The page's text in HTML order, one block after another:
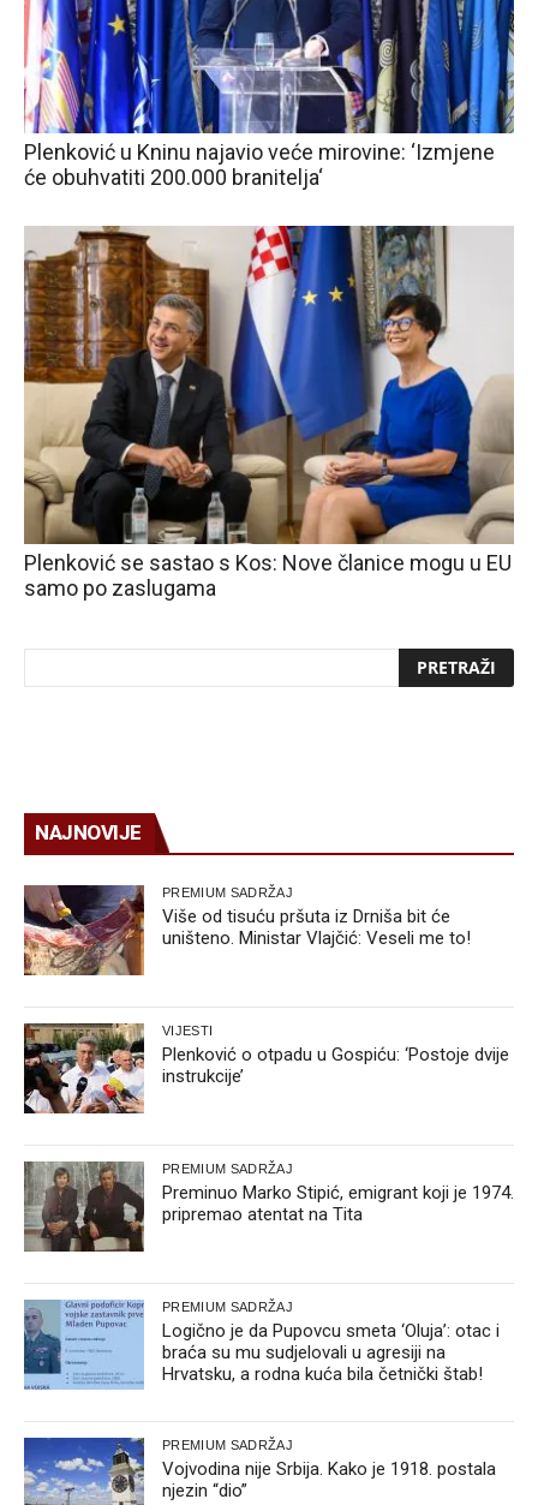
Plenković u Kninu najavio veće mirovine: ‘Izmjene
će obuhvatiti 200.000 branitelja‘
Plenković se sastao s Kos: Nove članice mogu u EU
samo po zaslugama
NAJNOVIJE
PREMIUM SADRŽAJ
Više od tisuću pršuta iz Drniša bit će
uništeno. Ministar Vlajčić: Veseli me to!
VIJESTI
Plenković o otpadu u Gospiću: ‘Postoje dvije
instrukcije’
PREMIUM SADRŽAJ
Preminuo Marko Stipić, emigrant koji je 1974.
pripremao atentat na Tita
PREMIUM SADRŽAJ
Logično je da Pupovcu smeta ‘Oluja’: otac i
braća su mu sudjelovali u agresiji na
Hrvatsku, a rodna kuća bila četnički štab!
PREMIUM SADRŽAJ
Vojvodina nije Srbija. Kako je 1918. postala
njezin “dio”